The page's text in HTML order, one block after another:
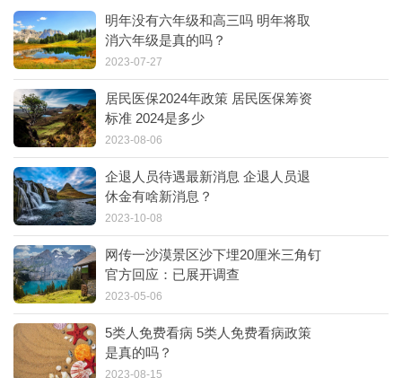
明年没有六年级和高三吗 明年将取
消六年级是真的吗？
2023-07-27
居民医保2024年政策 居民医保筹资
标准 2024是多少
2023-08-06
企退人员待遇最新消息 企退人员退
休金有啥新消息？
2023-10-08
网传一沙漠景区沙下埋20厘米三角钉
官方回应：已展开调查
2023-05-06
5类人免费看病 5类人免费看病政策
是真的吗？
2023-08-15